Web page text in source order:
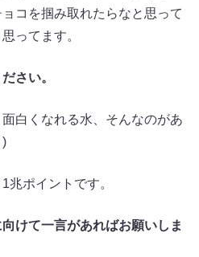
コを掴み取れたらなと思って
ってます。
さい。
白くなれる水、そんなのがあ
)
ポイントです。
けて一言があればお願いしま